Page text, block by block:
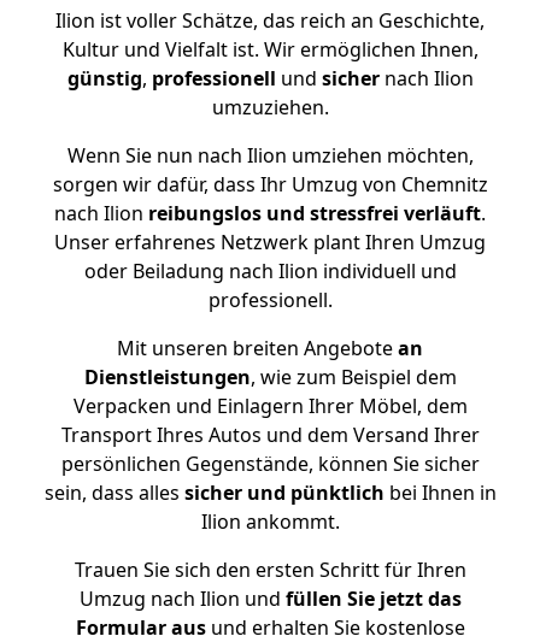
Ilion ist voller Schätze, das reich an Geschichte,
Kultur und Vielfalt ist. Wir ermöglichen Ihnen,
günstig, professionell und sichernach Ilion
umzuziehen.
Wenn Sie nun nach Ilion umziehen möchten,
sorgen wir dafür, dass Ihr Umzug von Chemnitz
nach Ilion reibungslos und stressfrei verläuft.
Unser erfahrenes Netzwerk plant Ihren Umzug
oder Beiladung nach Ilion individuell und
professionell.
Mit unseren breiten Angebotean
Dienstleistungen, wie zum Beispiel dem
Verpacken und Einlagern Ihrer Möbel, dem
Transport Ihres Autos und dem Versand Ihrer
persönlichen Gegenstände, können Sie sicher
sein, dass alles sicher und pünktlich bei Ihnen in
Ilion ankommt.
Trauen Sie sich den ersten Schritt für Ihren
Umzug nach Ilion und füllen Sie jetzt das
Formular ausund erhalten Sie kostenlose